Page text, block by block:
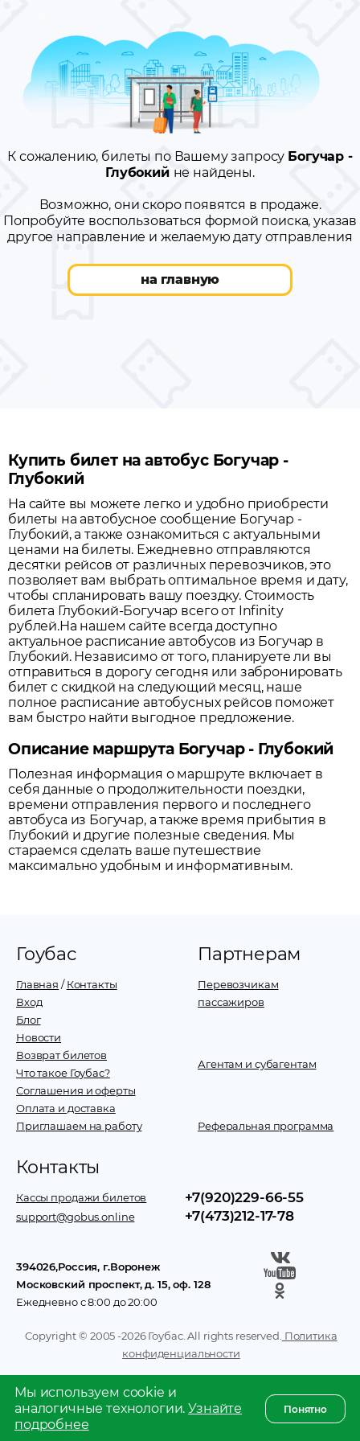
К сожалению, билеты по Вашему запросу Богучар -
Глубокий не найдены.
Возможно, они скоро появятся в продаже.
Попробуйте воспользоваться формой поиска, указав
другое направление и желаемую дату отправления
на главную
Купить билет на автобус Богучар -
Глубокий
На сайте вы можете легко и удобно приобрести
билеты на автобусное сообщение Богучар-
Глубокий, а также ознакомиться с актуальными
ценами на билеты. Ежедневно отправляются
десятки рейсов от различных перевозчиков, это
позволяет вам выбрать оптимальное время и дату,
чтобы спланировать вашу поездку. Стоимость
билета Глубокий-Богучар всего от Infinity
рублей.На нашем сайте всегда доступно
актуальное расписание автобусов из Богучар в
Глубокий. Независимо от того, планируете ли вы
отправиться в дорогу сегодня или забронировать
билет с скидкой на следующий месяц, наше
полное расписание автобусных рейсов поможет
вам быстро найти выгодное предложение.
Описание маршрута Богучар - Глубокий
Полезная информация о маршруте включает в
себя данные о продолжительности поездки,
времени отправления первого и последнего
автобуса из Богучар, а также время прибытия в
Глубокий и другие полезные сведения. Мы
стараемся сделать ваше путешествие
максимально удобным и информативным.
Мы используем cookie и
аналогичные технологии.Узнайте
подробнее
Понятно
Гоубас
Главная /Контакты
Вход
Блог
Новости
Возврат билетов
Что такое Гоубас?
Соглашения и оферты
Оплата и доставка
Приглашаем на работу
Партнерам
Перевозчикам
пассажиров
Агентам и субагентам
Реферальная программа
Контакты
Кассы продажи билетов
support@gobus.online
+7(920)229-66-55
+7(473)212-17-78
394026,Россия, г.Воронеж
Московский проспект, д. 15, оф. 128
Ежедневно с 8:00 до 20:00
Copyright © 2005 -2026Гоубас. All rights reserved. Политика
конфиденциальности